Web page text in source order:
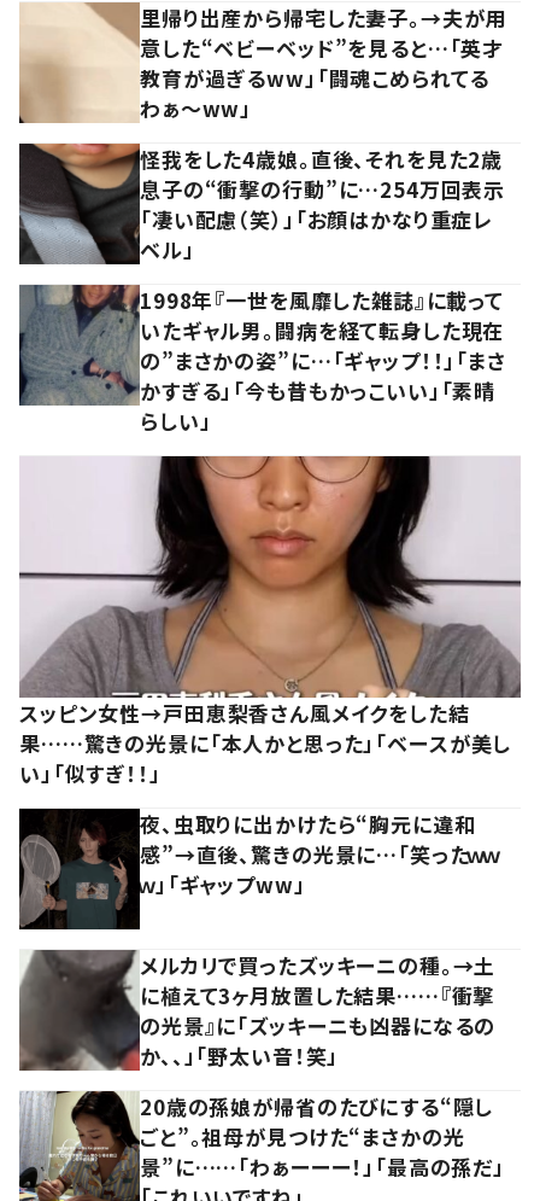
里帰り出産から帰宅した妻子。→夫が用
意した“ベビーベッド”を見ると…「英才
教育が過ぎるww」「闘魂こめられてる
わぁ～ww」
怪我をした4歳娘。直後、それを見た2歳
息子の“衝撃の行動”に…254万回表示
「凄い配慮（笑）」「お顔はかなり重症レ
ベル」
1998年『一世を風靡した雑誌』に載って
いたギャル男。闘病を経て転身した現在
の”まさかの姿”に…「ギャップ！！」「まさ
かすぎる」「今も昔もかっこいい」「素晴
らしい」
スッピン女性→戸田恵梨香さん風メイクをした結
果……驚きの光景に「本人かと思った」「ベースが美し
い」「似すぎ！！」
夜、虫取りに出かけたら“胸元に違和
感”→直後、驚きの光景に…「笑ったｗｗ
ｗ」「ギャップww」
メルカリで買ったズッキーニの種。→土
に植えて3ヶ月放置した結果……『衝撃
の光景』に「ズッキーニも凶器になるの
か、、」「野太い音！笑」
20歳の孫娘が帰省のたびにする“隠し
ごと”。祖母が見つけた“まさかの光
景”に……「わぁーーー！」「最高の孫だ」